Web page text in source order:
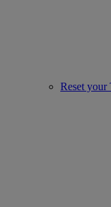
Reset your